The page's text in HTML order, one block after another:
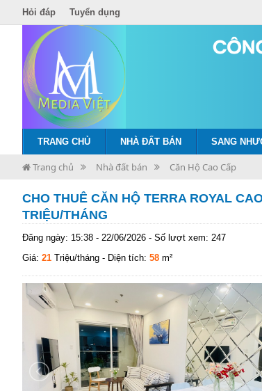
Hỏi đáp Tuyển dụng
TRANG CHỦ NHÀ ĐẤT BÁN SANG
Trang chủ Nhà đất bán Căn Hộ Cao Cấp
CHO THUÊ CĂN HỘ TERRA ROYAL
TRIỆU/THÁNG
Đăng ngày: 15:38 - 22/06/2026 - Số lượt xem: 247
Giá: 21 Triệu/tháng - Diện tích: 58 m²